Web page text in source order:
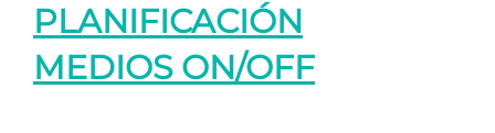
PLANIFICACIÓN
MEDIOS ON/OFF